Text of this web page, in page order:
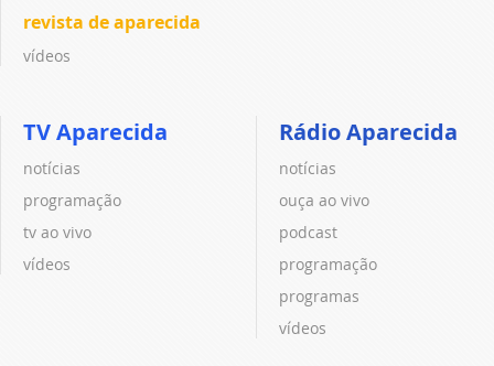
revista de aparecida
vídeos
TV Aparecida
notícias
programação
tv ao vivo
vídeos
Rádio Aparecida
notícias
ouça ao vivo
podcast
programação
programas
vídeos